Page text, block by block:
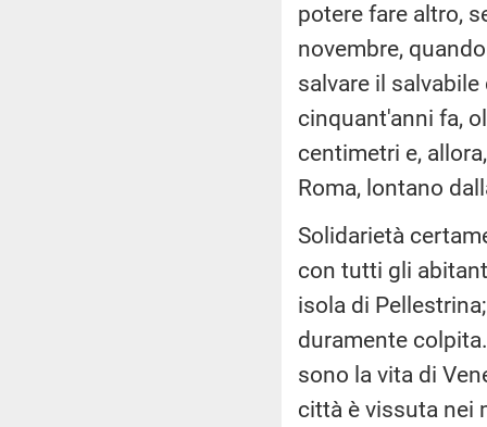
potere fare altro,
novembre,
salvare il
cinquant'anni fa,
centimetri e,
Roma, lontano
Solidarietà
con tutti gli
isola di
duramente
sono la vita di
città è vissuta nei